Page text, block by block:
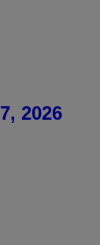
2026